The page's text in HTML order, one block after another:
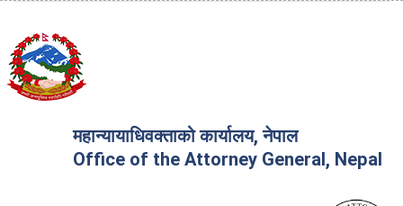
महान्यायाधिवक्ताको कार्यालय, नेपाल
Office of the Attorney General, Nepal